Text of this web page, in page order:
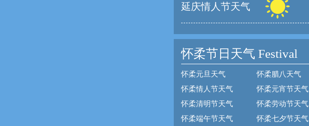
延庆情人节天气
怀柔节日天气 Festival
怀柔元旦天气 怀柔腊八天气
怀柔情人节天气
怀柔元宵节天气
怀柔清明节天气
怀柔劳动节天气
怀柔端午节天气
怀柔七夕节天气